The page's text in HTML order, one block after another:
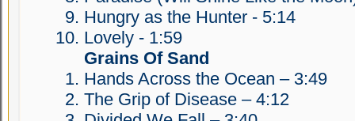
Hungry as the Hunter - 5:14
Lovely - 1:59
Grains Of Sand
Hands Across the Ocean – 3:49
The Grip of Disease – 4:12